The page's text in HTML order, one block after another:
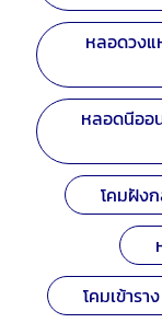
หลอดวงแ
หลอดนีออ
โคมฝัง
โคมเข้าร